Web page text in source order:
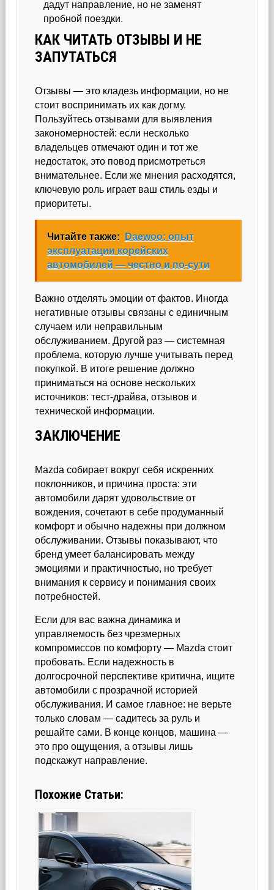
дадут направление, но не заменят
пробной поездки.
КАК ЧИТАТЬ ОТЗЫВЫ И НЕ
ЗАПУТАТЬСЯ
Отзывы — это кладезь информации, но не
стоит воспринимать их как догму.
Пользуйтесь отзывами для выявления
закономерностей: если несколько
владельцев отмечают один и тот же
недостаток, это повод присмотреться
внимательнее. Если же мнения расходятся,
ключевую роль играет ваш стиль езды и
приоритеты.
Читайте также:
Daewoo: опыт
эксплуатации корейских
автомобилей — честно и по‑сути
Важно отделять эмоции от фактов. Иногда
негативные отзывы связаны с единичным
случаем или неправильным
обслуживанием. Другой раз — системная
проблема, которую лучше учитывать перед
покупкой. В итоге решение должно
приниматься на основе нескольких
источников: тест-драйва, отзывов и
технической информации.
ЗАКЛЮЧЕНИЕ
Mazda собирает вокруг себя искренних
поклонников, и причина проста: эти
автомобили дарят удовольствие от
вождения, сочетают в себе продуманный
комфорт и обычно надежны при должном
обслуживании. Отзывы показывают, что
бренд умеет балансировать между
эмоциями и практичностью, но требует
внимания к сервису и понимания своих
потребностей.
Если для вас важна динамика и
управляемость без чрезмерных
компромиссов по комфорту — Mazda стоит
пробовать. Если надежность в
долгосрочной перспективе критична, ищите
автомобили с прозрачной историей
обслуживания. И самое главное: не верьте
только словам — садитесь за руль и
решайте сами. В конце концов, машина —
это про ощущения, а отзывы лишь
подскажут направление.
Похожие Статьи: